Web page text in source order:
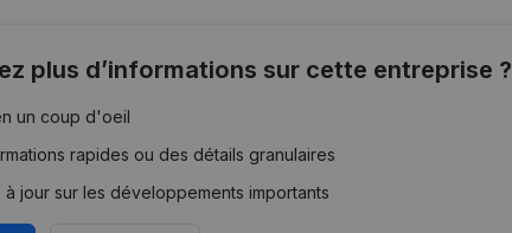
plus d’informations sur cette entreprise ?
un coup d'oeil
rapides ou des détails granulaires
jour sur les développements importants